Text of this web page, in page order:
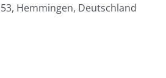
Hemmingen, Deutschland